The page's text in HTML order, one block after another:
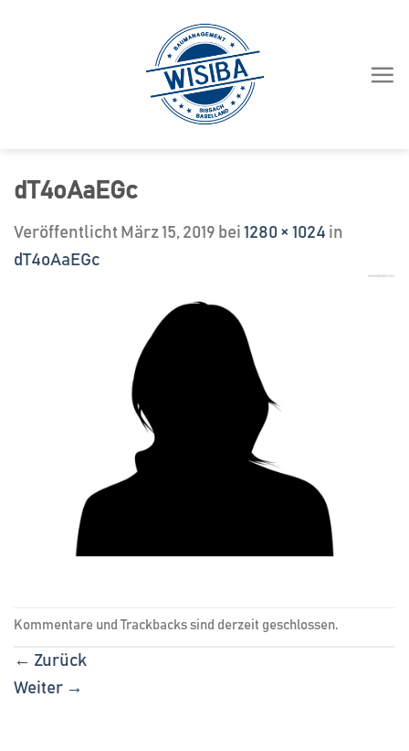
dT4oAaEGc
Veröffentlicht März 15, 2019 bei 1280 × 1024 in
dT4oAaEGc
Kommentare und Trackbacks sind derzeit geschlossen.
← Zurück
Weiter →